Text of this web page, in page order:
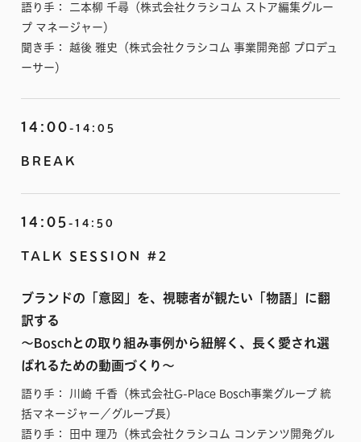
語り手： 二本柳 千尋（株式会社クラシコム ストア編集グルー
プ マネージャー）
聞き手： 越後 雅史（株式会社クラシコム 事業開発部 プロデュ
ーサー）
14:00-14:05
BREAK
14:05-14:50
TALK SESSION #2
ブランドの「意図」を、視聴者が観たい「物語」に翻
訳する
〜Boschとの取り組み事例から紐解く、長く愛され選
ばれるための動画づくり〜
語り手： 川崎 千香（株式会社G-Place Bosch事業グループ 統
括マネージャー／グループ長）
語り手： 田中 理乃（株式会社クラシコム コンテンツ開発グル